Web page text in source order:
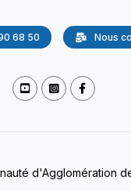
68 50 Nous
d'Agglomération